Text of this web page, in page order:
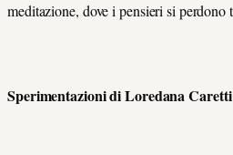
meditazione, dove i pensieri si perdono
Sperimentazioni di Loredana Caretti